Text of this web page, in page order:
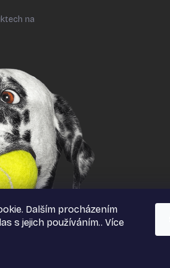
Dalším procházením
s jejich používáním.. Více
na
č.